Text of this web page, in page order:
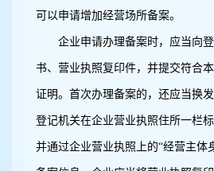
可以申请增加经营场所备案。
企业申请办理备案时，应当向
书、营业执照复印件，并提交符合
证明。首次办理备案的，还应当换
登记机关在企业营业执照住所一栏标
并通过企业营业执照上的“经营主体